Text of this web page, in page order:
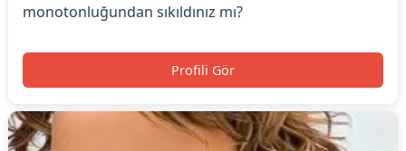
monotonluğundan sıkıldınız mı?
Profili Gör